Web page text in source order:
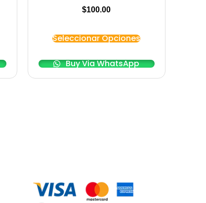
$100.00
Seleccionar Opciones
Buy Via WhatsApp